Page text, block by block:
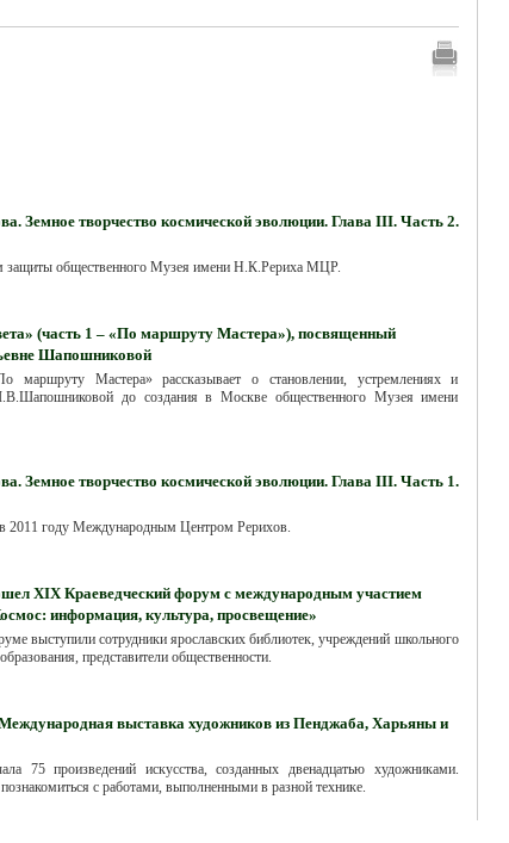
Земное творчество космической эволюции. Глава III. Часть 2.
защиты общественного Музея имени Н.К.Рериха МЦР.
(часть 1 – «По маршруту Мастера»), посвященный
Шапошниковой
маршруту Мастера» рассказывает о становлении, устремлениях и
до создания в Москве общественного Музея имени
Земное творчество космической эволюции. Глава III. Часть 1.
2011 году Международным Центром Рерихов.
XIX Краеведческий форум с международным участием
информация, культура, просвещение»
выступили сотрудники ярославских библиотек, учреждений школьного
представители общественности.
выставка художников из Пенджаба, Харьяны и
75 произведений искусства, созданных двенадцатью художниками.
с работами, выполненными в разной технике.